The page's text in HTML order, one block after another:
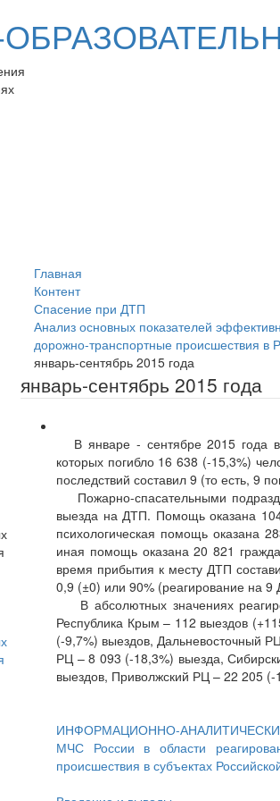
Главная
Контент
Спасение при ДТП
Анализ основных показателей
дорожно-транспортные происшествия в
январь-сентябрь 2015 года
январь-сентябрь 2015 года
В январе - сентябре 2015 года
которых погибло 16 638 (-15,3%)
последствий составил 9 (то есть, 9
Пожарно-спасательными
выезда на ДТП. Помощь оказана
психологическая помощь оказана
иная помощь оказана 20 821
время прибытия к месту ДТП
0,9 (±0) или 90% (реагирование на 9
В абсолютных значениях
Республика Крым – 112 выездов
(-9,7%) выездов, Дальневосточный
РЦ – 8 093 (-18,3%) выезда,
выездов, Приволжский РЦ – 22 205
ИНФОРМАЦИОННО-АНАЛИТИЧЕСКИЙ
МЧС России в области
происшествия в субъектах